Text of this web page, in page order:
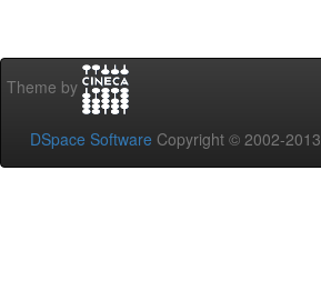
Theme by
DSpace Software Copyright © 2002-2013